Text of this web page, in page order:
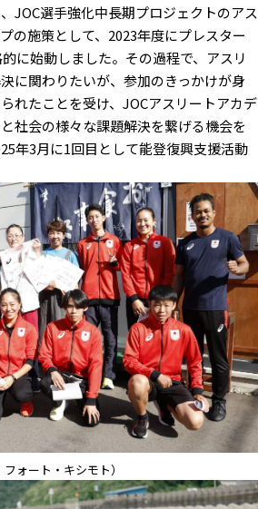
JOC選手強化中長期プロジェクトのアス
の施策として、2023年度にプレスター
に始動しました。その過程で、アスリ
に関わりたいが、参加のきっかけが身
れたことを受け、JOCアスリートアカデ
社会の様々な課題解決を繋げる機会を
年3月に1回目として能登復興支援活動
ォート・キシモト）